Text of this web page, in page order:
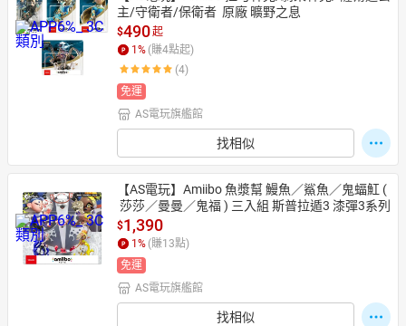
主/守衛者/保衛者  原廠 曠野之息
$490起
1 % (賺4點起)
(4)
免運
AS電玩旗艦館
找相似
【AS電玩】Amiibo 魚漿幫 鰻魚／鯊魚／鬼蝠魟 (
莎莎／曼曼／鬼福 ) 三入組 斯普拉遁3 漆彈3系列
$1,390
1 % (賺13點)
免運
AS電玩旗艦館
找相似